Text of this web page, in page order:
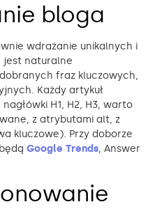
bloga
wdrażanie unikalnych i
jest naturalne
fraz kluczowych,
Każdy artykuł
H1, H2, H3, warto
z atrybutami alt, z
kluczowe). Przy doborze
Google Trends, Answer